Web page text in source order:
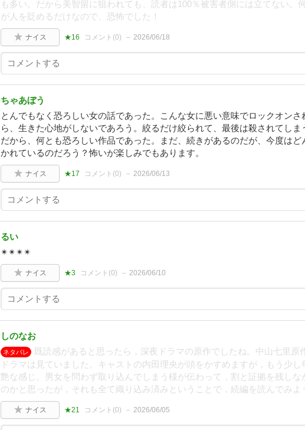
も多い。だから美智留に狙われても、読者は100％被害者側には立てない。
が人を貶めるだけなので、恐怖でした！
ナイス ★16 コメント(0) 2026/06/18
ちゃあぼう
とんでもなく恐ろしい女の話であった。こんな女に悪い意味でロックオンさ
ら、生きた心地がしないであろう。絞るだけ絞られて、最後は殺されてしま
だから、何とも恐ろしい作品であった。まだ、続きがあるのだが、今度はど
かれているのだろう？怖いが楽しみでもあります。
ナイス ★17 コメント(0) 2026/06/13
るい
✴︎✴︎✴︎✴︎
ナイス ★3 コメント(0) 2026/06/10
しのなお
ネタバレ
既読感があると思ったら，深夜ドラマの原作でしたね。中山七里原
ドラマは見ていました。キャストの内田理央が頭をかすめますが，もう少し
艶な感じ。男女を問わず取り込んでしまう様が伝わって，割と証拠を残しな
のかと思ったが，それも全て織り込み済みということで，続編を読んでみよ
ナイス ★21 コメント(0) 2026/06/05